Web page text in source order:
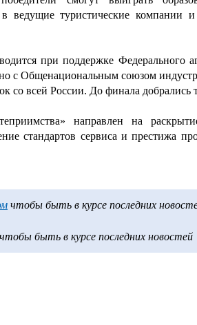
ведущие туристические компании
при поддержке Федерального
с Общенациональным союзом
со всей России. До финала добрались
направлен на
стандартов сервиса и престижа
чтобы быть в курсе последних
чтобы быть в курсе последних новостей